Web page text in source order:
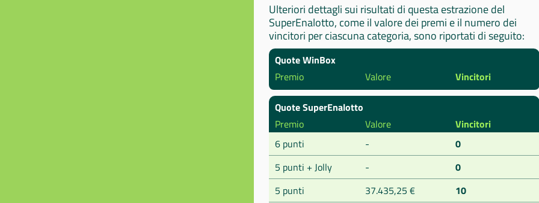
Ulteriori dettagli sui risultati di questa estrazione del
SuperEnalotto, come il valore dei premi e il numero dei
vincitori per ciascuna categoria, sono riportati di seguito:
Quote WinBox
Premio
Valore Vincitori
Quote SuperEnalotto
Premio
Valore
Vincitori
6 punti
-
0
5 punti + Jolly
-
0
5 punti
37.435,25 €
10